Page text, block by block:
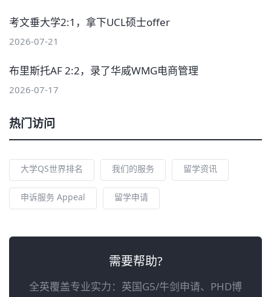
考文垂大学2:1，拿下UCL硕士offer
2026-07-21
布里斯托AF 2:2，录了华威WMG电商管理
2026-07-17
热门访问
大学QS世界排名 我们的服务 留学资讯
申诉服务 Appeal 留学申请
需要帮助?
全英覆盖专业实力：英国G5/牛剑申请、PHD博